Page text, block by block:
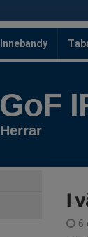
Innebandy
GoF
Herrar
I
6